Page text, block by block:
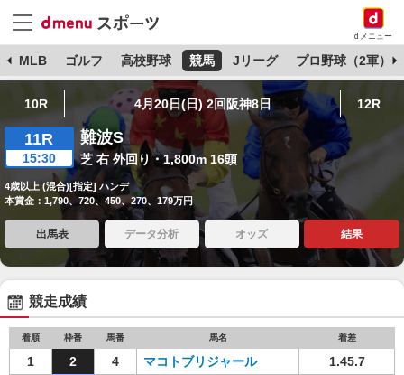
dメニュー
MLB ゴルフ 高校野球 競馬 Jリーグ プロ野球（2軍）
10R 4月20日(日) 2回阪神8日 12R
11R
15:30
難波S
芝 右 外回り・1,800m 16頭
4歳以上 (混合)[指定] ハンデ
本賞金：1,790、720、450、270、179万円
出馬表 データ分析 オッズ 結果
競走成績
着順 枠番 馬番 馬名 着差
1 2 4 マコトブリジャール
1.45.7